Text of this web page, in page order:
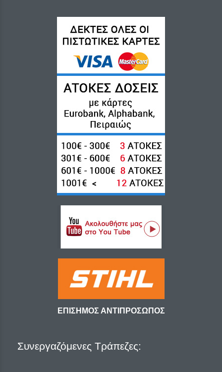
ΕΠΙΣΗΜΟΣ ΑΝΤΙΠΡΟΣΩΠΟΣ
Συνεργαζόμενες Τράπεζες: